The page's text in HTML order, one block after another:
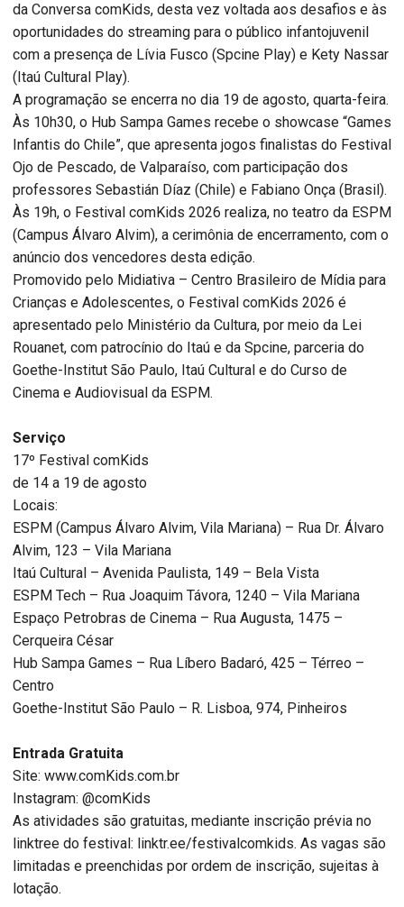
da Conversa comKids, desta vez voltada aos desafios e às
oportunidades do streaming para o público infantojuvenil
com a presença de Lívia Fusco (Spcine Play) e Kety Nassar
(Itaú Cultural Play).
A programação se encerra no dia 19 de agosto, quarta-feira.
Às 10h30, o Hub Sampa Games recebe o showcase “Games
Infantis do Chile”, que apresenta jogos finalistas do Festival
Ojo de Pescado, de Valparaíso, com participação dos
professores Sebastián Díaz (Chile) e Fabiano Onça (Brasil).
Às 19h, o Festival comKids 2026 realiza, no teatro da ESPM
(Campus Álvaro Alvim), a cerimônia de encerramento, com o
anúncio dos vencedores desta edição.
Promovido pelo Midiativa – Centro Brasileiro de Mídia para
Crianças e Adolescentes, o Festival comKids 2026 é
apresentado pelo Ministério da Cultura, por meio da Lei
Rouanet, com patrocínio do Itaú e da Spcine, parceria do
Goethe-Institut São Paulo, Itaú Cultural e do Curso de
Cinema e Audiovisual da ESPM.
Serviço
17º Festival comKids
de 14 a 19 de agosto
Locais:
ESPM (Campus Álvaro Alvim, Vila Mariana) – Rua Dr. Álvaro
Alvim, 123 – Vila Mariana
Itaú Cultural – Avenida Paulista, 149 – Bela Vista
ESPM Tech – Rua Joaquim Távora, 1240 – Vila Mariana
Espaço Petrobras de Cinema – Rua Augusta, 1475 –
Cerqueira César
Hub Sampa Games – Rua Líbero Badaró, 425 – Térreo –
Centro
Goethe-Institut São Paulo – R. Lisboa, 974, Pinheiros
Entrada Gratuita
Site: www.comKids.com.br
Instagram: @comKids
As atividades são gratuitas, mediante inscrição prévia no
linktree do festival: linktr.ee/festivalcomkids. As vagas são
limitadas e preenchidas por ordem de inscrição, sujeitas à
lotação.